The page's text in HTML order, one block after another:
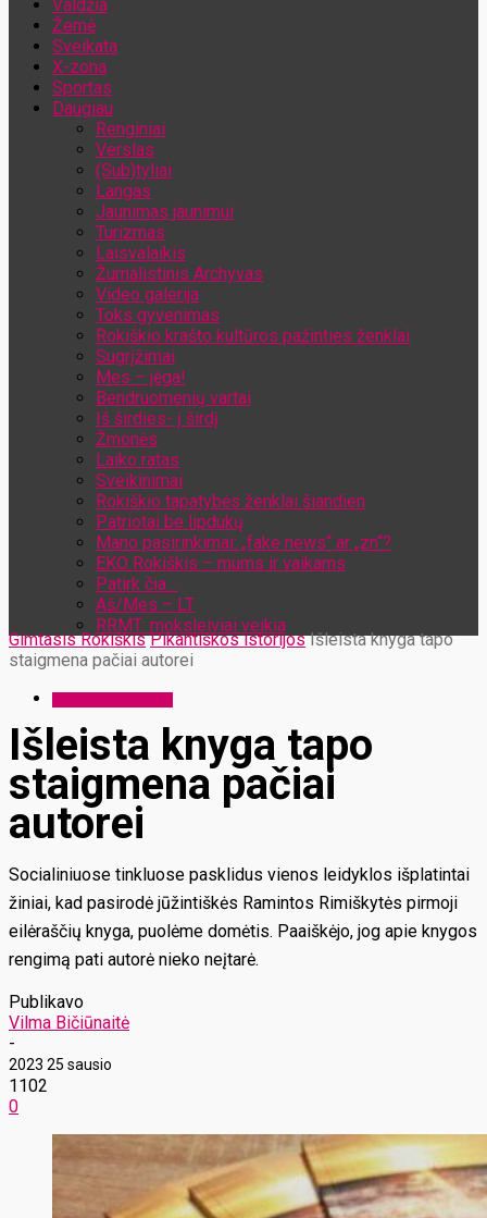
Valdžia
Žemė
Sveikata
X-zona
Sportas
Daugiau
Renginiai
Verslas
(Sub)tyliai
Langas
Jaunimas jaunimui
Turizmas
Laisvalaikis
Žurnalistinis Archyvas
Video galerija
Toks gyvenimas
Rokiškio krašto kultūros pažinties ženklai
Sugrįžimai
Mes – jėga!
Bendruomenių vartai
Iš širdies- į širdį
Žmonės
Laiko ratas
Sveikinimai
Rokiškio tapatybės ženklai šiandien
Patriotai be lipdukų
Mano pasirinkimai: „fake news“ ar „zn“?
EKO Rokiškis – mums ir vaikams
Patirk čia…
Aš/Mes – LT
RRMT: moksleiviai veikia
Gimtasis Rokiškis Pikantiškos istorijos Išleista knyga tapo
staigmena pačiai autorei
Išleista knyga tapo
staigmena pačiai
autorei
Socialiniuose tinkluose pasklidus vienos leidyklos išplatintai
žiniai, kad pasirodė jūžintiškės Ramintos Rimiškytės pirmoji
eilėraščių knyga, puolėme domėtis. Paaiškėjo, jog apie knygos
rengimą pati autorė nieko neįtarė.
Publikavo
Vilma Bičiūnaitė
-
2023 25 sausio
1102
0